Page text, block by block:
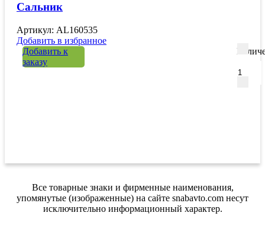
Сальник
Артикул: AL160535
Добавить в избранное
Добавить к
заказу
Все товарные знаки и фирменные наименования,
упомянутые (изображенные) на сайте snabavto.com несут
исключительно информационный характер.